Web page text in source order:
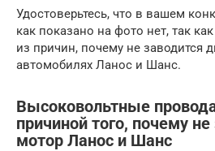
Удостоверьтесь, что в вашем
как показано на фото нет, так
из причин, почему не заводится
автомобилях Ланос и Шанс.
Высоковольтные
причиной того, почему не
мотор Ланос и Шанс